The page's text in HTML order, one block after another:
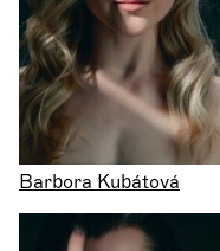
Barbora Kubátová